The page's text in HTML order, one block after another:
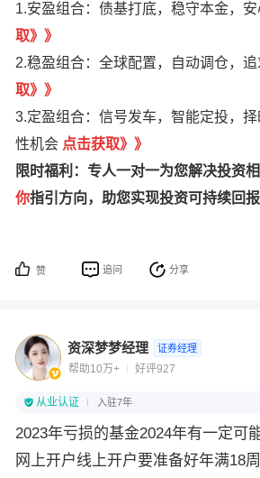
1.安盈组合：债基打底，稳守本金，安
取》 》
2.稳盈组合：全球配置，自动调仓，
取》》
3.定盈组合：信号发车，智能定投，
性机会 点击获取》》
限时福利：专人一对一为您解决投资
你指引方向，助您实现投资可持续回报
赞 追问 分享
资深梦梦经理 证券经理
帮助10万+ 好评927
从业认证 入驻7年
2023年亏损的基金2024年有一定可
网上开户线上开户要准备好年满18